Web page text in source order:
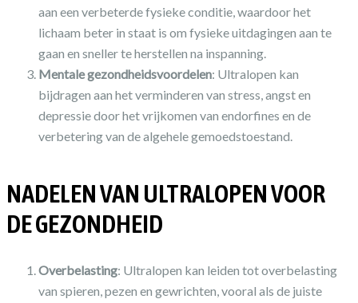
aan een verbeterde fysieke conditie, waardoor het
lichaam beter in staat is om fysieke uitdagingen aan te
gaan en sneller te herstellen na inspanning.
Mentale gezondheidsvoordelen: Ultralopen kan
bijdragen aan het verminderen van stress, angst en
depressie door het vrijkomen van endorfines en de
verbetering van de algehele gemoedstoestand.
NADELEN VAN ULTRALOPEN VOOR
DE GEZONDHEID
Overbelasting: Ultralopen kan leiden tot overbelasting
van spieren, pezen en gewrichten, vooral als de juiste